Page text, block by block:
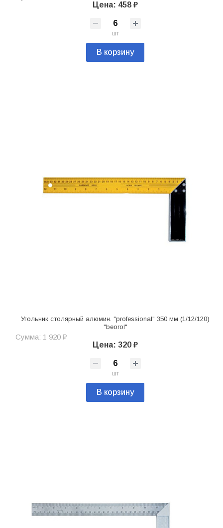
Цена: 458 ₽
шт
В корзину
Угольник столярный алюмин. "professional" 350 мм (1/12/120)
"beorol"
Сумма: 1 920 ₽
Цена: 320 ₽
шт
В корзину